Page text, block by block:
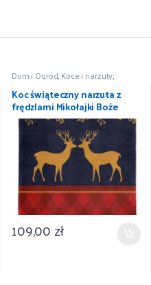
Dom i Ogród,Koce i narzuty,
Pościel i koce,Wyposażenie
Koc świąteczny narzuta z
frędzlami Mikołajki Boże
Narodzenie 150×200
109,00zł